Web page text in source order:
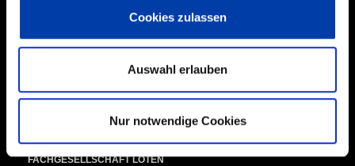
Cookies zulassen
Auswahl erlauben
Nur notwendige Cookies
FACHGESELLSCHAFT LÖTEN